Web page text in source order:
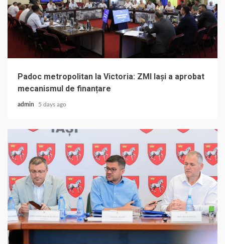
Padoc metropolitan la Victoria: ZMI Iași a aprobat
mecanismul de finanțare
admin 5 days ago